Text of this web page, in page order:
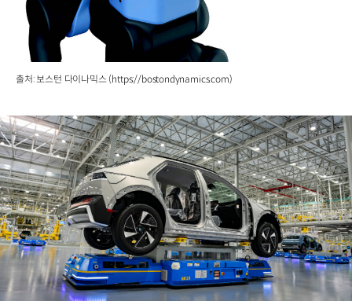
출처: 보스턴 다이나믹스 (https://bostondynamics.com)